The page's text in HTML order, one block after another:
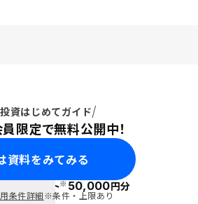
資はじめてガイド
限定で無料公開中！
資料をみてみる
ポイント※50,000円分
条件詳細※条件・上限あり